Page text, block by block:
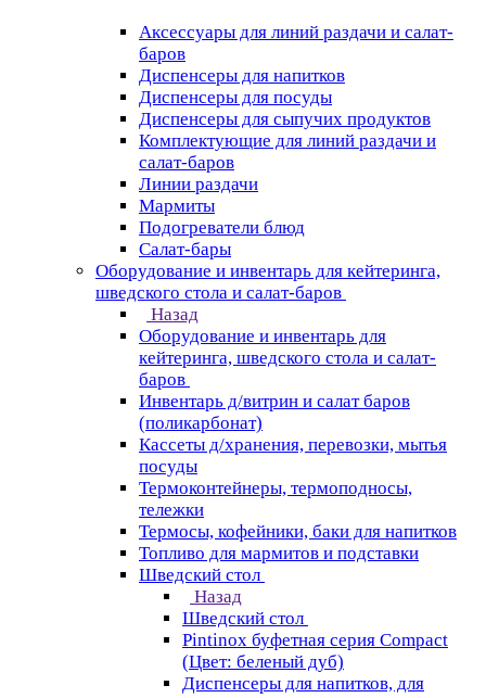
Аксессуары для линий раздачи и салат-
баров
Диспенсеры для напитков
Диспенсеры для посуды
Диспенсеры для сыпучих продуктов
Комплектующие для линий раздачи и
салат-баров
Линии раздачи
Мармиты
Подогреватели блюд
Салат-бары
Оборудование и инвентарь для кейтеринга,
шведского стола и салат-баров
Назад
Оборудование и инвентарь для
кейтеринга, шведского стола и салат-
баров
Инвентарь д/витрин и салат баров
(поликарбонат)
Кассеты д/хранения, перевозки, мытья
посуды
Термоконтейнеры, термоподносы,
тележки
Термосы, кофейники, баки для напитков
Топливо для мармитов и подставки
Шведский стол
Назад
Шведский стол
Pintinox буфетная серия Compact
(Цвет: беленый дуб)
Диспенсеры для напитков, для